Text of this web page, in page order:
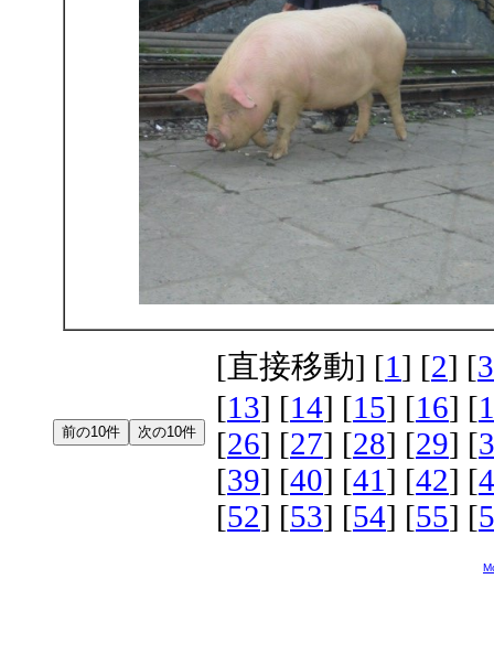
[直接移動] [1 ] [2] [3
[13] [14] [15] [16] [
[26] [27] [28] [29] [
[39] [40] [41 ] [42] [
[52] [53] [54] [55] [